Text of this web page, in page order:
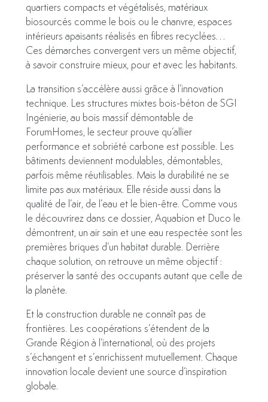
quartiers compacts et végétalisés, matériaux
biosourcés comme le bois ou le chanvre, espaces
intérieurs apaisants réalisés en fibres recyclées…
Ces démarches convergent vers un même objectif,
à savoir construire mieux, pour et avec les habitants.
La transition s’accélère aussi grâce à l’innovation
technique. Les structures mixtes bois-béton de SGI
Ingénierie, au bois massif démontable de
ForumHomes, le secteur prouve qu’allier
performance et sobriété carbone est possible. Les
bâtiments deviennent modulables, démontables,
parfois même réutilisables. Mais la durabilité ne se
limite pas aux matériaux. Elle réside aussi dans la
qualité de l’air, de l’eau et le bien-être. Comme vous
le découvrirez dans ce dossier, Aquabion et Duco le
démontrent, un air sain et une eau respectée sont les
premières briques d’un habitat durable. Derrière
chaque solution, on retrouve un même objectif :
préserver la santé des occupants autant que celle de
la planète.
Et la construction durable ne connaît pas de
frontières. Les coopérations s’étendent de la
Grande Région à l’international, où des projets
s’échangent et s’enrichissent mutuellement. Chaque
innovation locale devient une source d’inspiration
globale.